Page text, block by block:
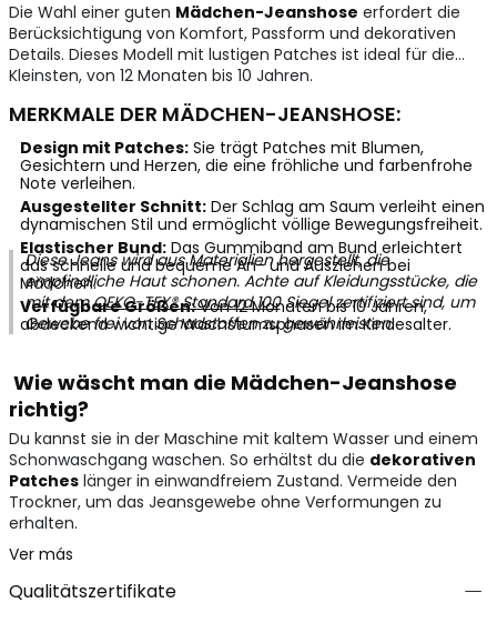
Die Wahl einer guten Mädchen-Jeanshose erfordert die
Berücksichtigung von Komfort, Passform und dekorativen
Details. Dieses Modell mit lustigen Patches ist ideal für die
Kleinsten, von 12 Monaten bis 10 Jahren.
MERKMALE DER MÄDCHEN-JEANSHOSE:
Design mit Patches:Sie trägt Patches mit Blumen,
Gesichtern und Herzen, die eine fröhliche und farbenfrohe
Note verleihen.
Ausgestellter Schnitt:Der Schlag am Saum verleiht einen
dynamischen Stil und ermöglicht völlige Bewegungsfreiheit.
Elastischer Bund:Das Gummiband am Bund erleichtert
das schnelle und bequeme An- und Ausziehen bei
Mädchen.
Verfügbare Größen:Von 12 Monaten bis 10 Jahren,
abdeckend wichtige Wachstumsphasen im Kindesalter.
Diese Jeans wird aus Materialien hergestellt, die
empfindliche Haut schonen. Achte auf Kleidungsstücke, die
mit demOEKO-TEX® Standard 100Siegel zertifiziert sind, um
Gewebe frei von Schadstoffen zu gewährleisten.
Wie wäscht man die Mädchen-Jeanshose
richtig?
Du kannst sie in der Maschine mit kaltem Wasser und einem
Schonwaschgang waschen. So erhältst du die dekorativen
Patcheslänger in einwandfreiem Zustand. Vermeide den
Trockner, um das Jeansgewebe ohne Verformungen zu
erhalten.
Ver más
Qualitätszertifikate